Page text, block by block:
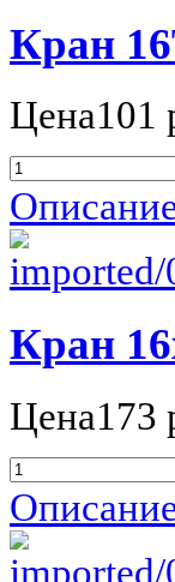
Кран
Цена101
Кран
Цена173